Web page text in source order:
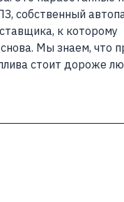
собственный
к которому
Мы знаем, что
стоит дороже